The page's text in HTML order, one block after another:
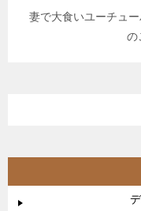
妻で大食いユーチュ
の